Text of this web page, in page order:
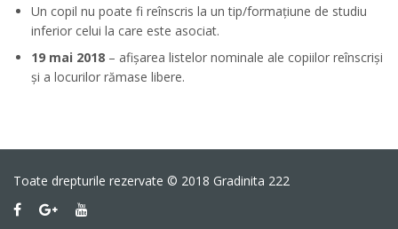
Un copil nu poate fi reînscris la un tip/formațiune de studiu
inferior celui la care este asociat.
19 mai 2018 – afișarea listelor nominale ale copiilor reînscriși
și a locurilor rămase libere.
Toate drepturile rezervate © 2018 Gradinita 222